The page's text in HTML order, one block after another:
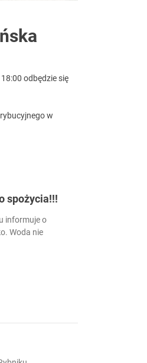
odbędzie się
w
spożycia!!!
informuje o
Woda nie